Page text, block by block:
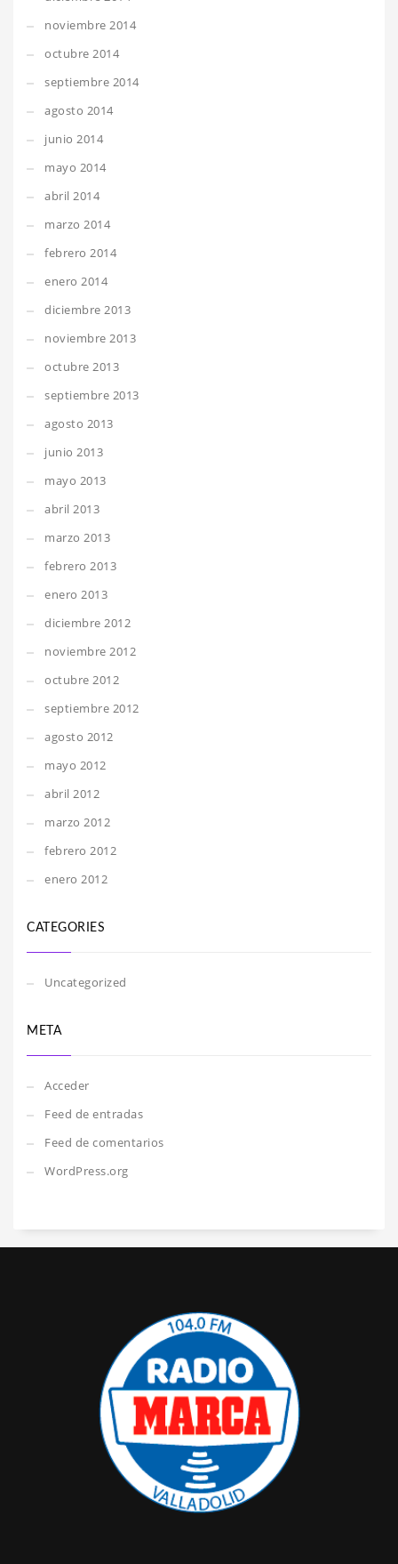
noviembre 2014
octubre 2014
septiembre 2014
agosto 2014
junio 2014
mayo 2014
abril 2014
marzo 2014
febrero 2014
enero 2014
diciembre 2013
noviembre 2013
octubre 2013
septiembre 2013
agosto 2013
junio 2013
mayo 2013
abril 2013
marzo 2013
febrero 2013
enero 2013
diciembre 2012
noviembre 2012
octubre 2012
septiembre 2012
agosto 2012
mayo 2012
abril 2012
marzo 2012
febrero 2012
enero 2012
CATEGORIES
Uncategorized
META
Acceder
Feed de entradas
Feed de comentarios
WordPress.org